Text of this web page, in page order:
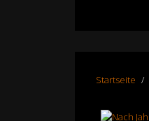
Startseite